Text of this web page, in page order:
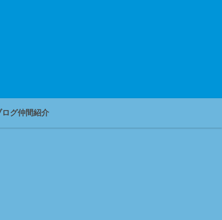
ログ仲間紹介